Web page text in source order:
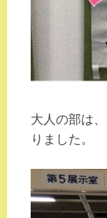
大人の部は
りました。